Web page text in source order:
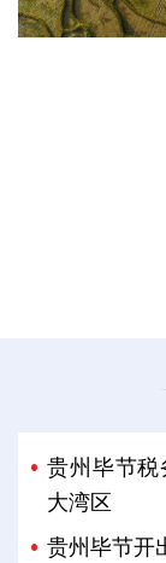
贵州毕节税
大湾区
贵州毕节开